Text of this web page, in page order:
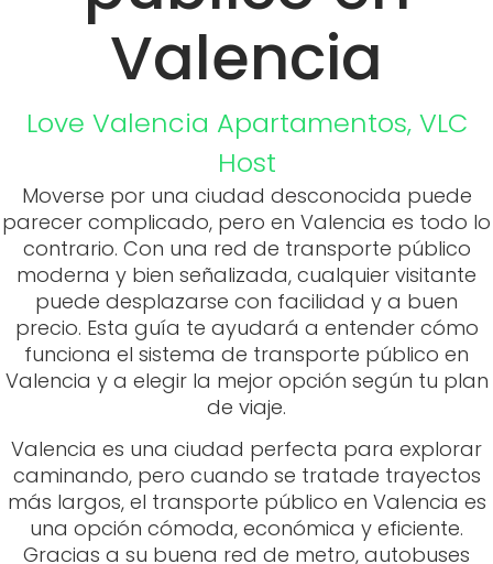
Valencia
Love Valencia Apartamentos, VLC
Host
Moverse por una ciudad desconocida puede
parecer complicado, pero en Valencia es todo lo
contrario. Con una red de transporte público
moderna y bien señalizada, cualquier visitante
puede desplazarse con facilidad y a buen
precio. Esta guía te ayudará a entender cómo
funciona el sistema de transporte público en
Valencia y a elegir la mejor opción según tu plan
de viaje.
Valencia es una ciudad perfecta para explorar
caminando, pero cuando se tratade trayectos
más largos, el transporte público en Valencia es
una opción cómoda, económica y eficiente.
Gracias a su buena red de metro, autobuses